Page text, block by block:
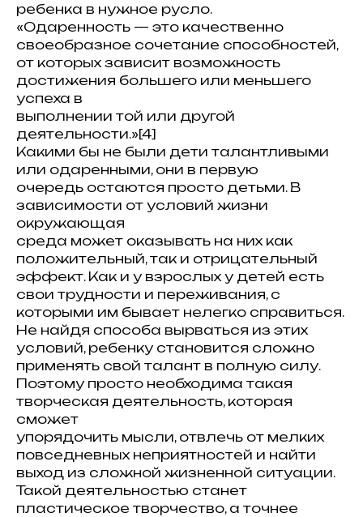
ребенка в нужное русло.
«Одаренность — это качественно
своеобразное сочетание способностей,
от которых зависит возможность
достижения большего или меньшего
успеха в
выполнении той или другой
деятельности.»[4]
Какими бы не были дети талантливыми
или одаренными, они в первую
очередь остаются просто детьми. В
зависимости от условий жизни
окружающая
среда может оказывать на них как
положительный, так и отрицательный
эффект. Как и у взрослых у детей есть
свои трудности и переживания, с
которыми им бывает нелегко справиться.
Не найдя способа вырваться из этих
условий, ребенку становится сложно
применять свой талант в полную силу.
Поэтому просто необходима такая
творческая деятельность, которая
сможет
упорядочить мысли, отвлечь от мелких
повседневных неприятностей и найти
выход из сложной жизненной ситуации.
Такой деятельностью станет
пластическое творчество, а точнее